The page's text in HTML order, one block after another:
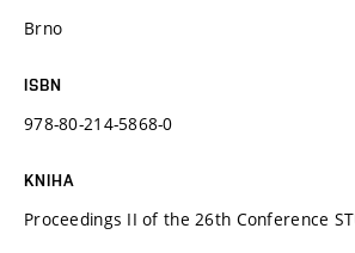
Brno
ISBN
978-80-214-5868-0
KNIHA
Proceedings II of the 26th Conference